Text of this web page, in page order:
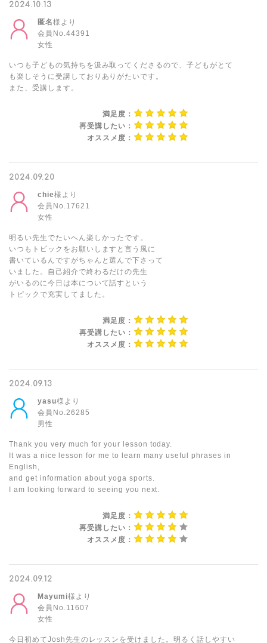
2024.10.13
匿名様より
会員No.44391
女性
いつも子どもの気持ちを汲み取ってくださるので、子どもがとて
も楽しそうに受講しておりありがたいです。
また、受講します。
満足度：
再受講したい：
オススメ度：
2024.09.20
chie様より
会員No.17621
女性
明るい先生でたいへん楽しかったです。
いつもトピックをお願いしますと言う風に
書いているんですがちゃんと選んで下さって
いました。自己紹介で終わるだけの先生
がいるのに今日は本について話すという
トピックで充実してました。
満足度：
再受講したい：
オススメ度：
2024.09.13
yasu様より
会員No.26285
男性
Thank you very much for your lesson today.
It was a nice lesson for me to learn many useful phrases in
English,
and get information about yoga sports.
I am looking forward to seeing you next.
満足度：
再受講したい：
オススメ度：
2024.09.12
Mayumi様より
会員No.11607
女性
今日初めてJosh先生のレッスンを受けました。明るく話しやすい